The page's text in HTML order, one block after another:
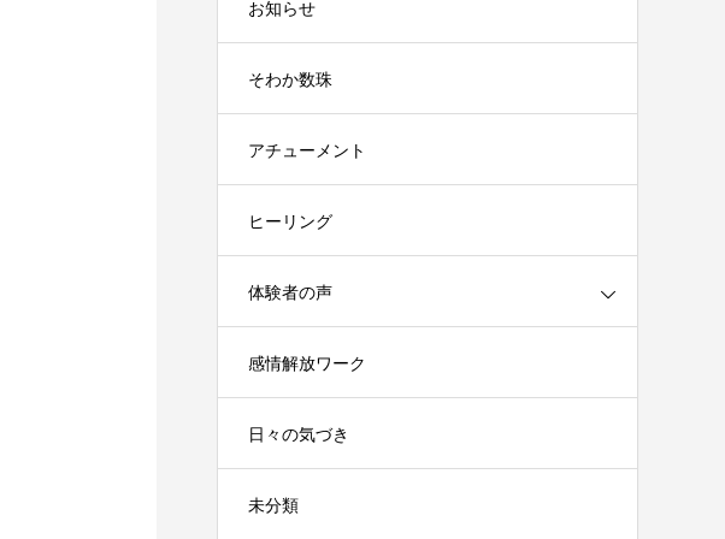
お知らせ
そわか数珠
アチューメント
ヒーリング
体験者の声
感情解放ワーク
日々の気づき
未分類